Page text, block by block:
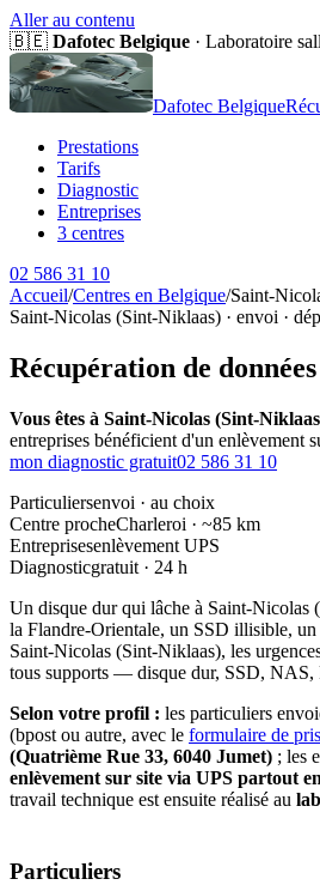
Aller au contenu
🇧🇪 Dafotec Belgique · Laboratoire
Dafotec Belgique
Prestations
Tarifs
Diagnostic
Entreprises
3 centres
02 586 31 10
Accueil/Centres en Belgique/Saint-
Saint-Nicolas (Sint-Niklaas) · envoi ·
Récupération de données
Vous êtes à Saint-Nicolas (Sint-
entreprises bénéficient d'un enlèvement
mon diagnostic gratuit02 586 31 10
Particuliersenvoi · au choix
Centre procheCharleroi · ~85 km
Entreprisesenlèvement UPS
Diagnosticgratuit · 24 h
Un disque dur qui lâche à Saint-Nicolas
la Flandre-Orientale, un SSD illisible, un
Saint-Nicolas (Sint-Niklaas), les
tous supports — disque dur, SSD,
Selon votre profil : les particuliers
(bpost ou autre, avec le formulaire de
(Quatrième Rue 33, 6040 Jumet) ; les
enlèvement sur site via UPS partout
travail technique est ensuite réalisé au
Particuliers